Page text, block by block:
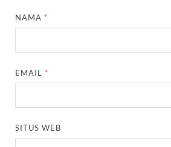
NAMA *
EMAIL *
SITUS WEB